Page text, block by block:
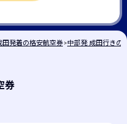
田発着の格安航空券>中部発 成田行きの
券